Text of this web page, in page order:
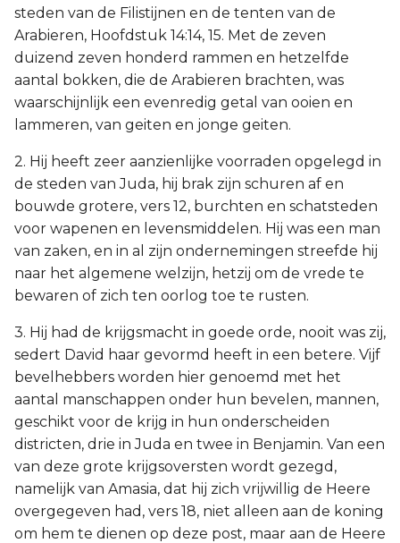
steden van de Filistijnen en de tenten van de
Arabieren, Hoofdstuk 14:14, 15. Met de zeven
duizend zeven honderd rammen en hetzelfde
aantal bokken, die de Arabieren brachten, was
waarschijnlijk een evenredig getal van ooien en
lammeren, van geiten en jonge geiten.
2. Hij heeft zeer aanzienlijke voorraden opgelegd in
de steden van Juda, hij brak zijn schuren af en
bouwde grotere, vers 12, burchten en schatsteden
voor wapenen en levensmiddelen. Hij was een man
van zaken, en in al zijn ondernemingen streefde hij
naar het algemene welzijn, hetzij om de vrede te
bewaren of zich ten oorlog toe te rusten.
3. Hij had de krijgsmacht in goede orde, nooit was zij,
sedert David haar gevormd heeft in een betere. Vijf
bevelhebbers worden hier genoemd met het
aantal manschappen onder hun bevelen, mannen,
geschikt voor de krijg in hun onderscheiden
districten, drie in Juda en twee in Benjamin. Van een
van deze grote krijgsoversten wordt gezegd,
namelijk van Amasia, dat hij zich vrijwillig de Heere
overgegeven had, vers 18, niet alleen aan de koning
om hem te dienen op deze post, maar aan de Heere